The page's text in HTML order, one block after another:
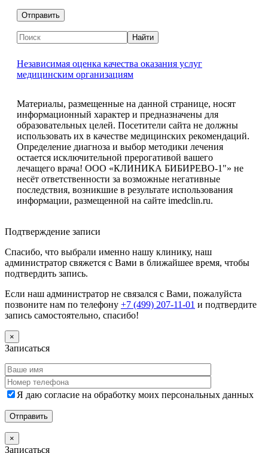
Независимая оценка качества оказания услуг
медицинским организациям
Материалы, размещенные на данной странице, носят
информационный характер и предназначены для
образовательных целей. Посетители сайта не должны
использовать их в качестве медицинских рекомендаций.
Определение диагноза и выбор методики лечения
остается исключительной прерогативой вашего
лечащего врача! ООО «КЛИНИКА БИБИРЕВО-1"» не
несёт ответственности за возможные негативные
последствия, возникшие в результате использования
информации, размещенной на сайте imedclin.ru.
Подтверждение записи
Спасибо, что выбрали именно нашу клинику, наш
администратор свяжется с Вами в ближайшее время, чтобы
подтвердить запись.
Если наш администратор не связался с Вами, пожалуйста
позвоните нам по телефону +7 (499) 207-11-01 и подтвердите
запись самостоятельно, спасибо!
×
Записаться
Я даю согласие на обработку моих персональных данных
×
Записаться